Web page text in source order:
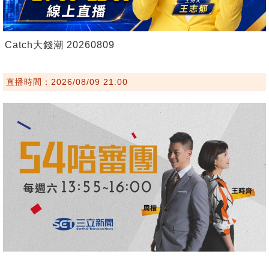
Catch大錢潮 20260809
直播時間：2026/08/09 21:00